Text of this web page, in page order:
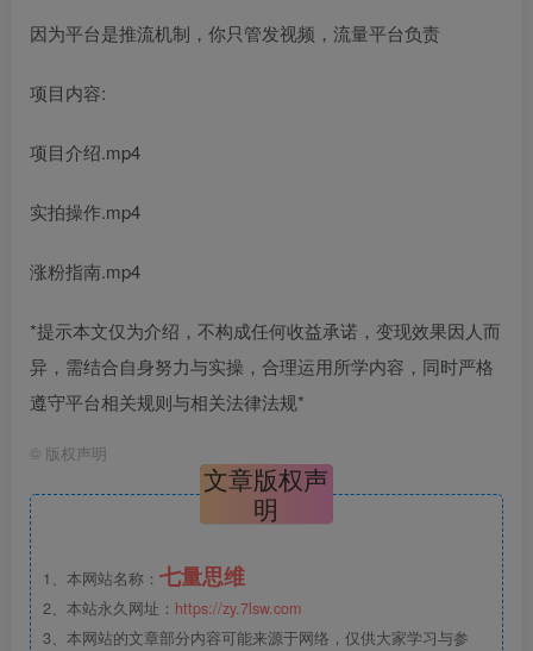
因为平台是推流机制，你只管发视频，流量平台负责
项目内容:
项目介绍.mp4
实拍操作.mp4
涨粉指南.mp4
*提示本文仅为介绍，不构成任何收益承诺，变现效果因人而
异，需结合自身努力与实操，合理运用所学内容，同时严格
遵守平台相关规则与相关法律法规*
© 版权声明
文章版权声
明
1、本网站名称： 七量思维
2、本站永久网址： https://zy.7lsw.com
3、本网站的文章部分内容可能来源于网络，仅供大家学习与参